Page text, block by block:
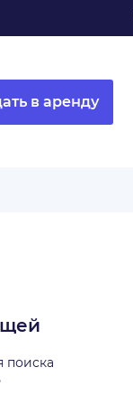
в аренду
поиска